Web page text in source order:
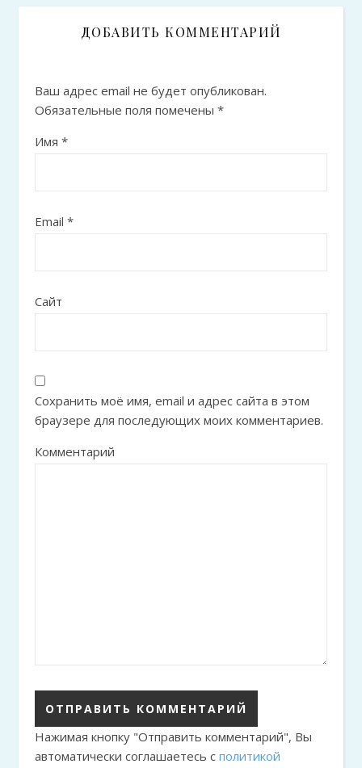
ДОБАВИТЬ КОММЕНТАРИЙ
Ваш адрес email не будет опубликован.
Обязательные поля помечены *
Имя *
Email *
Сайт
Сохранить моё имя, email и адрес сайта в этом
браузере для последующих моих комментариев.
Комментарий
Нажимая кнопку "Отправить комментарий", Вы
автоматически соглашаетесь с политикой